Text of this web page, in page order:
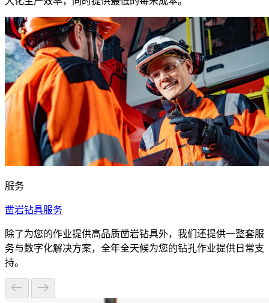
服务
凿岩钻具服务
除了为您的作业提供高品质凿岩钻具外，我们还提供一整套服
务与数字化解决方案，全年全天候为您的钻孔作业提供日常支
持。